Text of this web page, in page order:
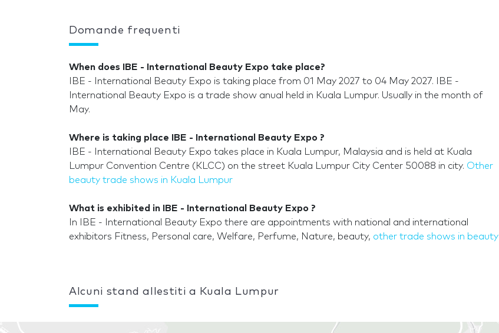
Domande frequenti
When does IBE - International Beauty Expo take place?
IBE - International Beauty Expo is taking place from 01 May 2027 to 04 May 2027. IBE -
International Beauty Expo is a trade show anual held in Kuala Lumpur. Usually in the month of
May.
Where is taking place IBE - International Beauty Expo ?
IBE - International Beauty Expo takes place in Kuala Lumpur, Malaysia and is held at Kuala
Lumpur Convention Centre (KLCC) on the street Kuala Lumpur City Center 50088 in city. Other
beauty trade shows in Kuala Lumpur
What is exhibited in IBE - International Beauty Expo ?
In IBE - International Beauty Expo there are appointments with national and international
exhibitors Fitness, Personal care, Welfare, Perfume, Nature, beauty, other trade shows in beauty
Alcuni stand allestiti a Kuala Lumpur